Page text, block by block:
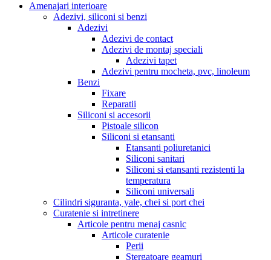
Amenajari interioare
Adezivi, siliconi si benzi
Adezivi
Adezivi de contact
Adezivi de montaj speciali
Adezivi tapet
Adezivi pentru mocheta, pvc, linoleum
Benzi
Fixare
Reparatii
Siliconi si accesorii
Pistoale silicon
Siliconi si etansanti
Etansanti poliuretanici
Siliconi sanitari
Siliconi si etansanti rezistenti la
temperatura
Siliconi universali
Cilindri siguranta, yale, chei si port chei
Curatenie si intretinere
Articole pentru menaj casnic
Articole curatenie
Perii
Stergatoare geamuri